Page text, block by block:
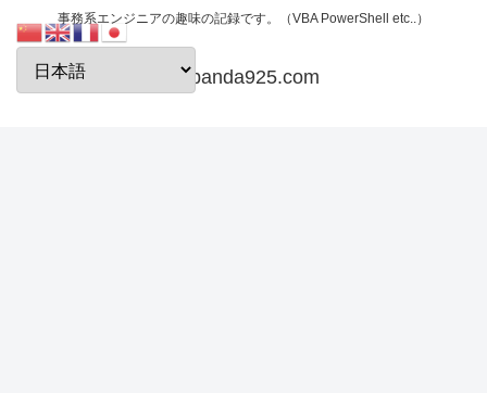
事務系エンジニアの趣味の記録です。（VBA PowerShell etc..）
papanda925.com